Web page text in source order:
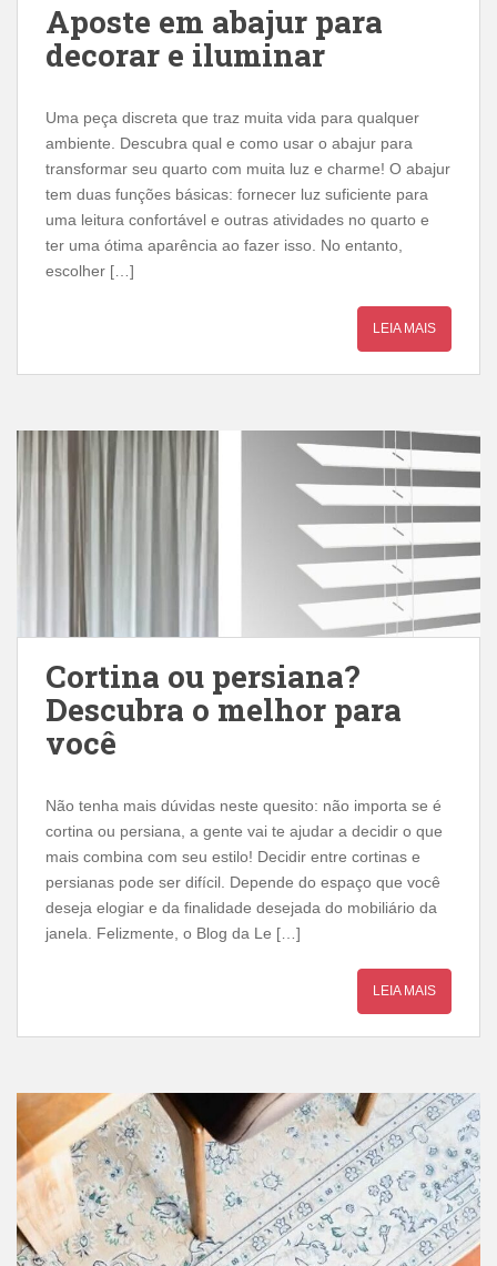
Aposte em abajur para
decorar e iluminar
Uma peça discreta que traz muita vida para qualquer
ambiente. Descubra qual e como usar o abajur para
transformar seu quarto com muita luz e charme! O abajur
tem duas funções básicas: fornecer luz suficiente para
uma leitura confortável e outras atividades no quarto e
ter uma ótima aparência ao fazer isso. No entanto,
escolher […]
LEIA MAIS
Cortina ou persiana?
Descubra o melhor para
você
Não tenha mais dúvidas neste quesito: não importa se é
cortina ou persiana, a gente vai te ajudar a decidir o que
mais combina com seu estilo! Decidir entre cortinas e
persianas pode ser difícil. Depende do espaço que você
deseja elogiar e da finalidade desejada do mobiliário da
janela. Felizmente, o Blog da Le […]
LEIA MAIS